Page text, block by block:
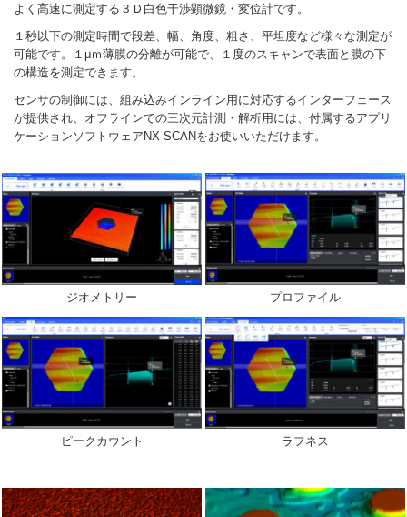
よく高速に測定する３Ｄ白色干渉顕微鏡・変位計です。
１秒以下の測定時間で段差、幅、角度、粗さ、平坦度など様々な測定が
可能です。１μｍ薄膜の分離が可能で、１度のスキャンで表面と膜の下
の構造を測定できます。
センサの制御には、組み込みインライン用に対応するインターフェース
が提供され、オフラインでの三次元計測・解析用には、付属するアプリ
ケーションソフトウェアNX-SCANをお使いいただけます。
ジオメトリー プロファイル
ピークカウント ラフネス